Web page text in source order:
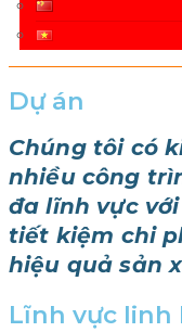
Dự án
Chúng tôi có
nhiều công
đa lĩnh vực
tiết kiệm chi
hiệu quả sản
Lĩnh vực linh